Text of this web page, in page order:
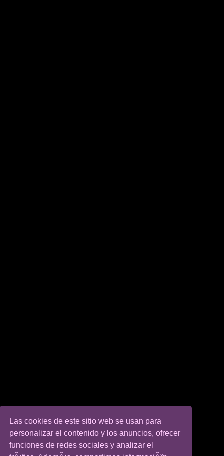
Las cookies de este sitio web se usan para
personalizar el contenido y los anuncios, ofrecer
funciones de redes sociales y analizar el